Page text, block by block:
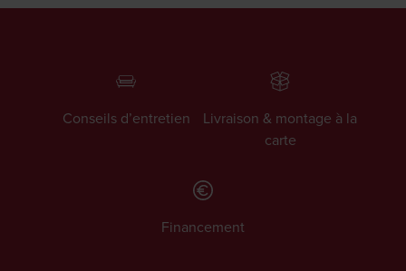
Conseils d’entretien
Livraison & montage à la
carte
Financement